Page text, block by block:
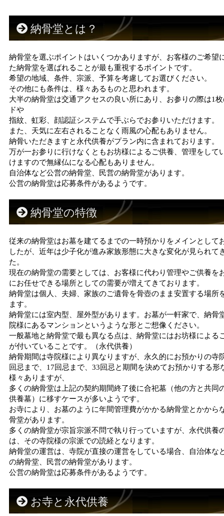
納骨堂とは？
納骨堂を選ぶポイントはいくつかありますが、お客様のご希望
た納骨堂を選ばれることが最も重視するポイントです。
希望の地域、条件、宗派、予算を考慮してお選びください。
その他にも条件は、様々あるものと思われます。
大半の納骨堂は交通アクセスの良い所にあり、お参りの際は1
ドや
指紋、虹彩、顔認証システムで手ぶらでお参りいただけます。
また、天気に左右されることなく雨風の心配もありません。
納骨いただきますと永代供養がプラン内に含まれております。
万が一お参りに行けなくともお坊様によるご供養、管理をして
けますので無縁仏になる心配もありません。
自治体など公営の納骨堂、民営の納骨堂があります。
公営の納骨堂は応募条件があるようです。
納骨堂の特徴
従来の納骨堂はお墓を建てるまでの一時預かりをメインとして
したが、近年は少子化が進み家族形態に大きな変化が見られて
た。
現在の納骨堂の需要としては、お客様に代わり管理やご供養を
にお任せできる場所としての需要が増えてきております。
納骨堂は個人、夫婦、家族のご遺骨を骨壺のまま安置する場所
ます。
納骨堂には室内型、屋外型があります。お墓が一軒家で、納骨
院様にあるマンションというような形とご想像ください。
一般墓地と納骨堂で最も異なる点は、納骨堂にはお坊様による
が付いていることです。（永代供養）
納骨期間は寺院様により異なりますが、永久的にお預かりの寺
回忌まで、17回忌まで、33回忌と期間を決めてお預かりする形
様々ありますが、
多くの納骨堂は上記の契約期間終了後に合祀墓（他の方と共同
供養墓）に移すケースが多いようです。
お寺により、お墓のように年間管理費がかかる納骨堂とかから
骨堂があります。
多くの納骨堂が宗旨宗派不問で執り行っていますが、永代供養
は、その寺院様の宗派での読経となります。
納骨堂の運営は、寺院が直接の運営をしている場合、自治体な
の納骨堂、民営の納骨堂があります。
公営の納骨堂は応募条件があるようです。
お寺と永代供養